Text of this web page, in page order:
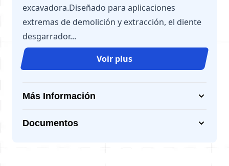
excavadora.Diseñado para aplicaciones
extremas de demolición y extracción, el diente
desgarrador...
Voir plus
Más Información
Documentos